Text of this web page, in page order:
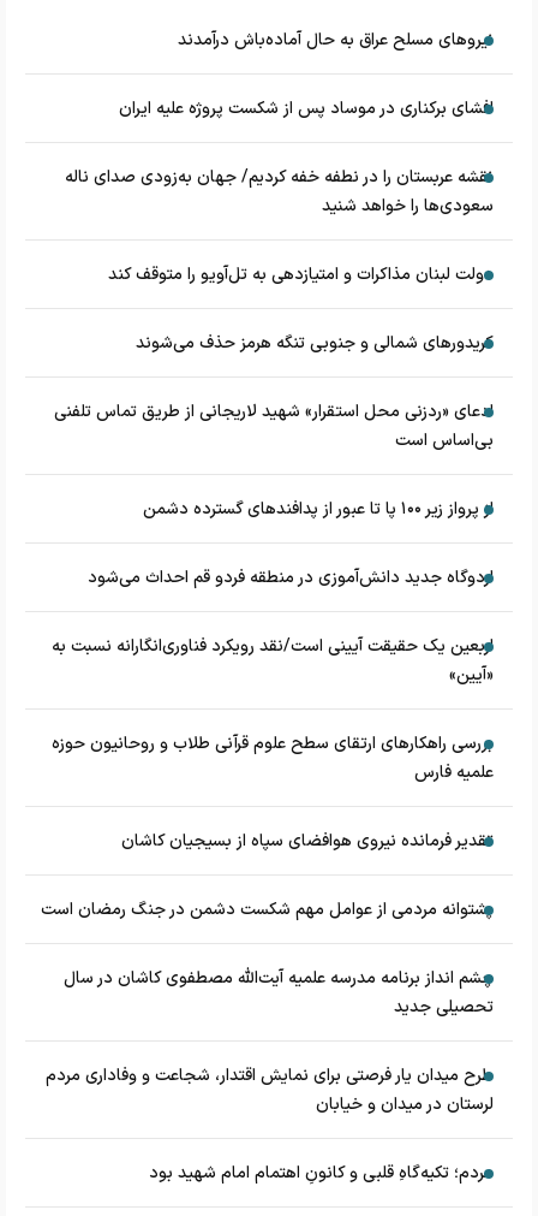
نیروهای مسلح عراق به حال آماده‌باش درآمدند
افشای برکناری در موساد پس از شکست پروژه علیه ایران
نقشه عربستان را در نطفه خفه کردیم/ جهان به‌زودی صدای ناله
سعودی‌ها را خواهد شنید
دولت لبنان مذاکرات و امتیازدهی به تل‌آویو را متوقف کند
کریدورهای شمالی و جنوبی تنگه هرمز حذف می‌شوند
ادعای «ردزنی محل استقرار» شهید لاریجانی از طریق تماس تلفنی
بی‌اساس است
از پرواز زیر ۱۰۰ پا تا عبور از پدافند‌های گسترده دشمن
اردوگاه جدید دانش‌آموزی در منطقه فردو قم احداث می‌شود
اربعین یک حقیقت آیینی است/نقد رویکرد فناوری‌انگارانه نسبت به
«آیین»
بررسی راهکارهای ارتقای سطح علوم قرآنی طلاب و روحانیون حوزه
علمیه فارس
تقدیر فرمانده نیروی هوافضای سپاه از بسیجیان کاشان
پشتوانه مردمی از عوامل مهم شکست دشمن در جنگ رمضان است
چشم‌ انداز برنامه مدرسه علمیه آیت‌الله مصطفوی کاشان در سال
تحصیلی جدید
طرح میدان یار فرصتی برای نمایش اقتدار، شجاعت و وفاداری مردم
لرستان در میدان و خیابان
مردم؛ تکیه‌گاهِ قلبی و کانونِ اهتمام امام شهید بود